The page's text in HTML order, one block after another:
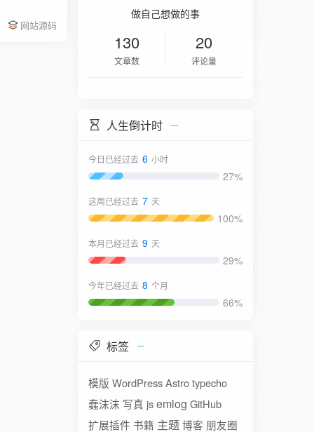
网站源码
做自己想做的事
130
文章数
20
评论量
人生倒计时
今日已经过去 6 小时
27%
这周已经过去 7 天
100%
本月已经过去 9 天
29%
今年已经过去 8 个月
66%
标签
模版 WordPressAstrotypecho
蠢沫沫 写真 jsemlog GitHub
扩展插件 书籍 主题博客 朋友圈